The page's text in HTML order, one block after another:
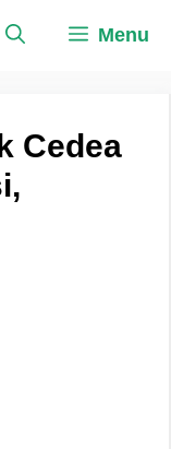
Menu
Cedea